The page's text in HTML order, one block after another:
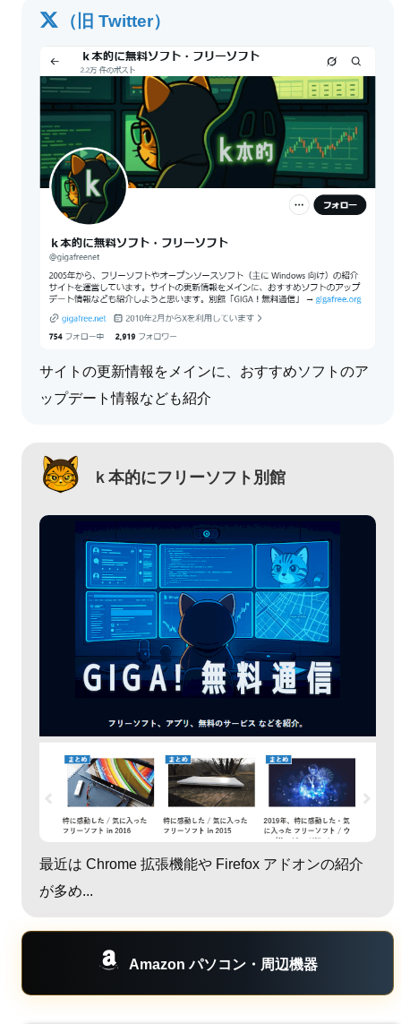
（旧 Twitter）
サイトの更新情報をメインに、おすすめソフトのア
ップデート情報なども紹介
ｋ本的にフリーソフト別館
最近は Chrome 拡張機能や Firefox アドオンの紹介
が多め...
Amazon パソコン・周辺機器